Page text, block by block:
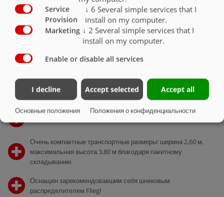
В ЦЕНТРЕ ВНИМАНИЯ
Технические характеристики
Очень компактные транспортные размеры: ширина 2,60 м,
максимальная высота 3,80 м благодаря пакетному
складыванию
Оснащен зарекомендовавшим себя шнековым
распределителем Fliegl
Service
Provision
↓ 6 Several simple services that I
install on my computer.
Marketing ↓ 2 Several simple services that I
install on my computer.
Enable or disable all services
I decline Accept selected Accept all
Основные положения Положения о конфиденциальности